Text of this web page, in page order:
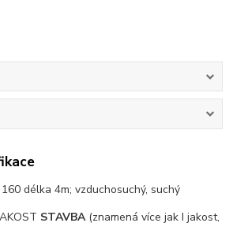
délka 4m; vzduchosuchý, suchý
STAVBA (znamená více jak I jakost,